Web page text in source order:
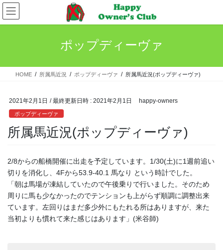
コ
ン
テ
ス
ナ
ビ
ゲ
ン
ポップディーヴァ
HOME 所属馬近況 ポップディーヴァ 所属馬近況(ポップディーヴァ)
2021年2月1日 / 最終更新日時 : 2021年2月1日 happy-owners
ポップディーヴァ
所属馬近況(ポップディーヴァ)
2/8からの船橋開催に出走を予定しています。1/30(土)に1週前追い
切りを消化し、4Fから53.9-40.1 馬なり という時計でした。
「朝は馬場が凍結していたので午後乗りで行いました。そのため
周りに馬も少なかったのでテンションも上がらず順調に調整出来
ています。左回りはまだ多少外にもたれる所はありますが、来た
当初よりも慣れて来た感じはあります」(米谷師)